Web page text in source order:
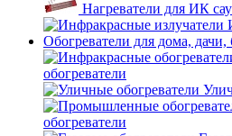
Нагреватели для ИК
Обогреватели для дома, дачи,
обогреватели
обогреватели